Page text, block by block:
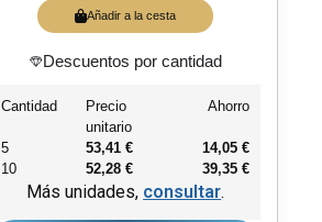
Añadir a la cesta
Descuentos por cantidad
Cantidad
Precio
unitario
Ahorro
5 53,41 €
14,05 €
10
52,28 € 39,35 €
Más unidades, consultar.